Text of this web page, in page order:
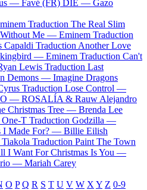
— Favé (FR) DIE — Gazo
Traduction The Real Slim
Without Me — Eminem Traduction
Capaldi Traduction Another Love
— Eminem Traduction Can't
Lewis Traduction Last
Demons — Imagine Dragons
Traduction Lose Control —
— ROSALÍA & Rauw Alejandro
Christmas Tree — Brenda Lee
One-T Traduction Godzilla —
I Made For? — Billie Eilish
Traduction Paint The Town
I Want For Christmas Is You —
— Mariah Carey
O P Q R S T U V W X Y Z 0-9